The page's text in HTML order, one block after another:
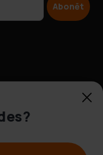
Abonēt